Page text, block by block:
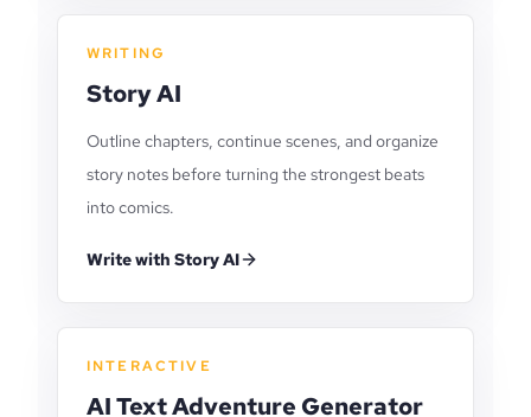
WRITING
Story AI
Outline chapters, continue scenes, and organize
story notes before turning the strongest beats
into comics.
Write with Story AI
INTERACTIVE
AI Text Adventure Generator